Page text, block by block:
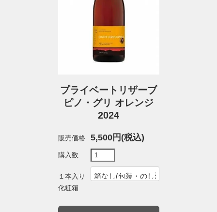
プライベートリザーブ
ピノ・グリ オレンジ
2024
販売価格 5,500円(税込)
購入数
１本入り
化粧箱